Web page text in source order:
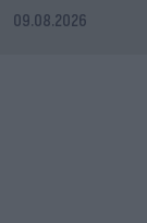
09.08.2026